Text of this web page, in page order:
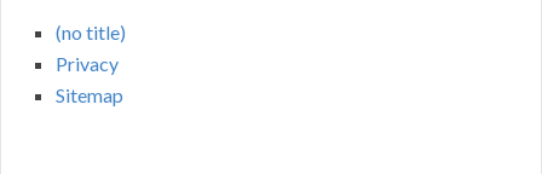
(no title)
Privacy
Sitemap